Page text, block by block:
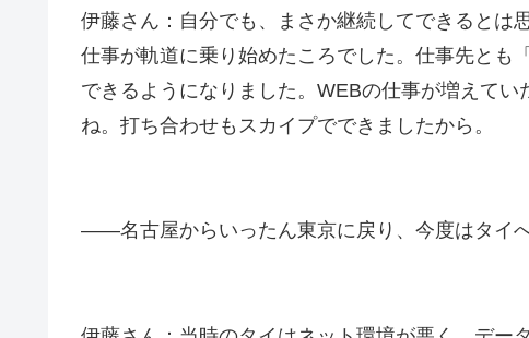
伊藤さん：自分でも、まさか継続してできるとは
仕事が軌道に乗り始めたころでした。仕事先と
できるようになりました。WEBの仕事が増えて
ね。打ち合わせもスカイプでできましたから。
――名古屋からいったん東京に戻り、今度はタイ